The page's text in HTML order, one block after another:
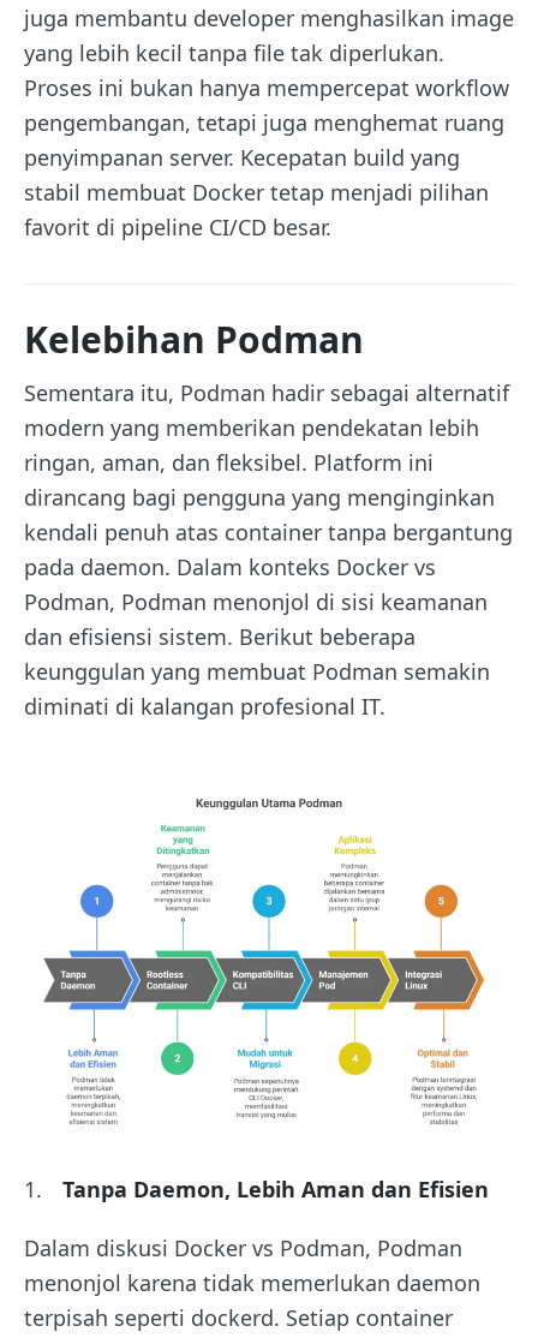
juga membantu developer menghasilkan image
yang lebih kecil tanpa file tak diperlukan.
Proses ini bukan hanya mempercepat workflow
pengembangan, tetapi juga menghemat ruang
penyimpanan server. Kecepatan build yang
stabil membuat Docker tetap menjadi pilihan
favorit di pipeline CI/CD besar.
Kelebihan Podman
Sementara itu, Podman hadir sebagai alternatif
modern yang memberikan pendekatan lebih
ringan, aman, dan fleksibel. Platform ini
dirancang bagi pengguna yang menginginkan
kendali penuh atas container tanpa bergantung
pada daemon. Dalam konteks Docker vs
Podman, Podman menonjol di sisi keamanan
dan efisiensi sistem. Berikut beberapa
keunggulan yang membuat Podman semakin
diminati di kalangan profesional IT.
Tanpa Daemon, Lebih Aman dan Efisien
Dalam diskusi Docker vs Podman, Podman
menonjol karena tidak memerlukan daemon
terpisah seperti dockerd. Setiap container